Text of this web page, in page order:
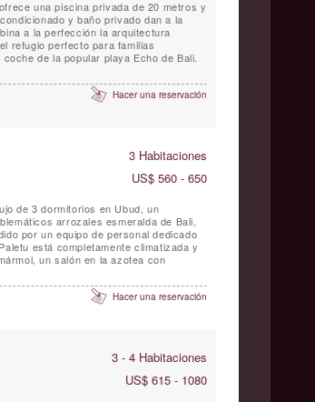
una piscina privada de 20 metros y
y baño privado dan a la
a la perfección la arquitectura
refugio perfecto para familias
de la popular playa Echo de Bali.
Hacer una reservación
3 Habitaciones
US$ 560 - 650
de 3 dormitorios en Ubud, un
arrozales esmeralda de Bali,
por un equipo de personal dedicado
está completamente climatizada y
un salón en la azotea con
Hacer una reservación
3 - 4 Habitaciones
US$ 615 - 1080